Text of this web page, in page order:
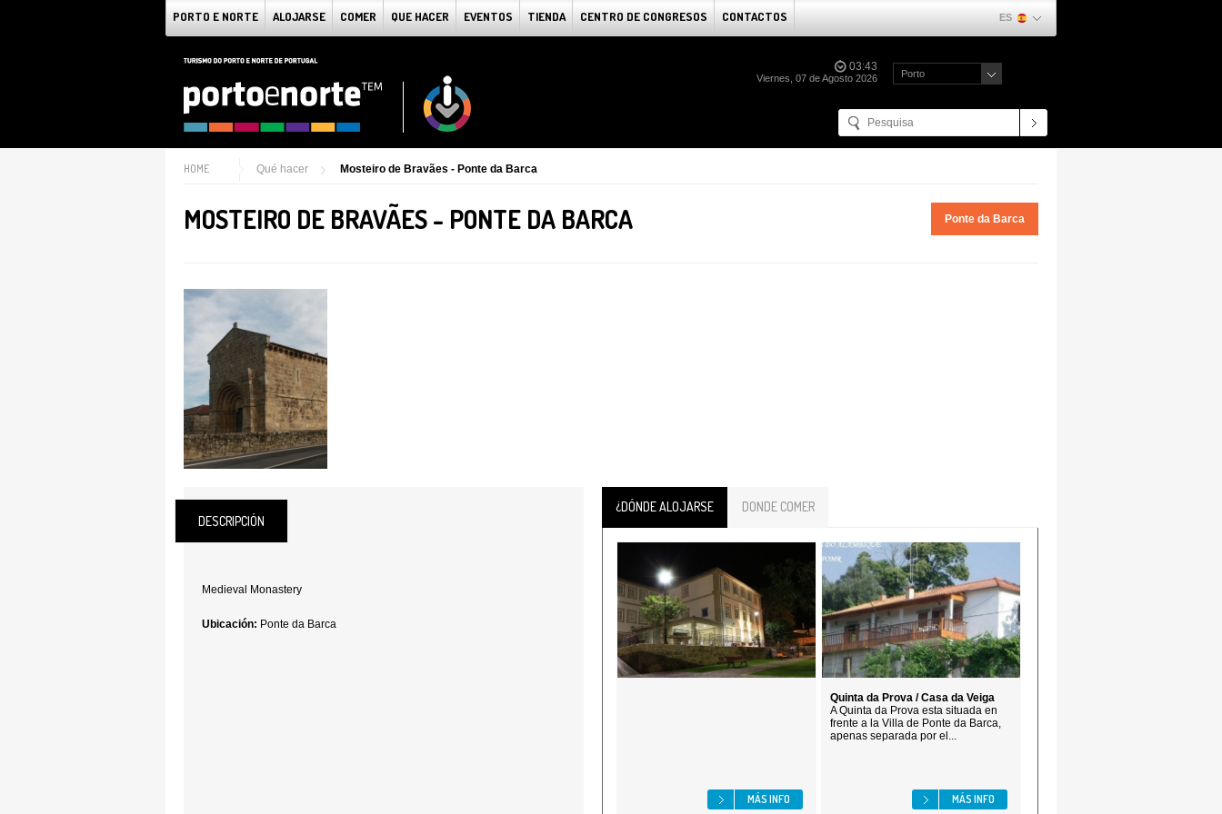
PORTO E NORTE ALOJARSE COMER QUE HACER EVENTOS TIENDA CENTRO DE CONGRESOS CONTACTOS ES
03:43
Viernes, 07 de Agosto 2026 Porto
HOME Qué hacer Mosteiro de Bravães - Ponte da Barca
MOSTEIRO DE BRAVÃES - PONTE DA BARCA Ponte da Barca
DESCRIPCIÓN
Medieval Monastery
Ubicación: Ponte da Barca
¿DÓNDE ALOJARSE DONDE COMER
MÁS INFO
Quinta da Prova / Casa da Veiga
A Quinta da Prova esta situada en
frente a la Villa de Ponte da Barca,
apenas separada por el...
MÁS INFO